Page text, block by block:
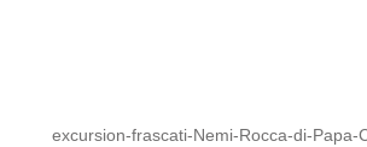
excursion-frascati-Nemi-Rocca-di-Papa-